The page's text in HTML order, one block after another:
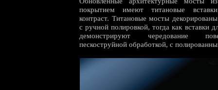
покрытием имеют титановые
контраст. Титановые мосты
с ручной полировкой, тогда как вставки
демонстрируют чередование
пескоструйной обработкой, с